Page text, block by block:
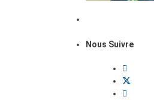
Nous Suivre